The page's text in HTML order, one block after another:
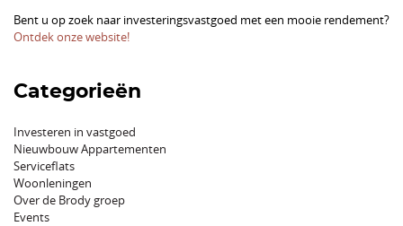
Bent u op zoek naar investeringsvastgoed met een mooie rendement?
Ontdek onze website!
Categorieën
Investeren in vastgoed
Nieuwbouw Appartementen
Serviceflats
Woonleningen
Over de Brody groep
Events